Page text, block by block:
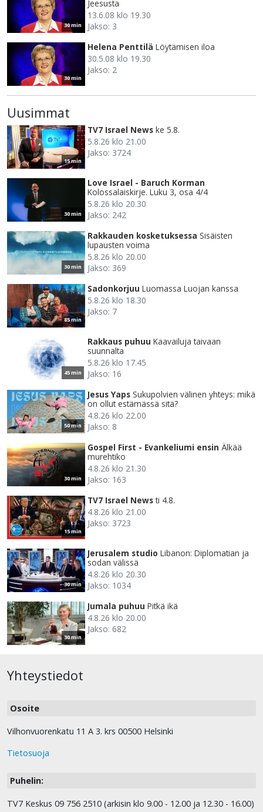
30 min
Jeesusta
13.6.08 klo 19.30
Jakso: 3
30 min
Helena Penttilä Löytämisen iloa
30.5.08 klo 19.30
Jakso: 2
Uusimmat
15 min
TV7 Israel News ke 5.8.
5.8.26 klo 21.00
Jakso: 3724
30 min
Love Israel - Baruch Korman
Kolossalaiskirje. Luku 3, osa 4/4
5.8.26 klo 20.30
Jakso: 242
30 min
Rakkauden kosketuksessa Sisäisten
lupausten voima
5.8.26 klo 20.00
Jakso: 369
85 min
Sadonkorjuu Luomassa Luojan kanssa
5.8.26 klo 18.30
Jakso: 7
45 min
Rakkaus puhuu Kaavailuja taivaan
suunnalta
5.8.26 klo 17.45
Jakso: 16
50 min
Jesus Yaps Sukupolvien välinen yhteys: mikä
on ollut estämässä sitä?
4.8.26 klo 22.00
Jakso: 8
30 min
Gospel First - Evankeliumi ensin Älkää
murehtiko
4.8.26 klo 21.30
Jakso: 163
15 min
TV7 Israel News ti 4.8.
4.8.26 klo 21.00
Jakso: 3723
30 min
Jerusalem studio Libanon: Diplomatian ja
sodan välissä
4.8.26 klo 20.30
Jakso: 1034
30 min
Jumala puhuu Pitkä ikä
4.8.26 klo 20.00
Jakso: 682
Yhteystiedot
Osoite
Vilhonvuorenkatu 11 A 3. krs 00500 Helsinki
Tietosuoja
Puhelin:
TV7 Keskus 09 756 2510 (arkisin klo 9.00 - 12.00 ja 12.30 - 16.00)